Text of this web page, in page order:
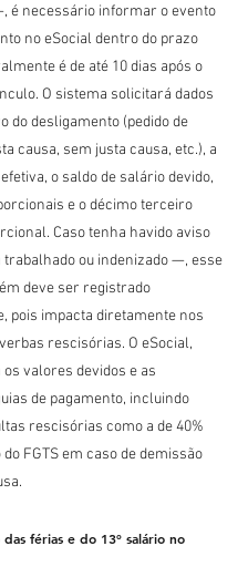
é necessário informar o evento
no eSocial dentro do prazo
é de até 10 dias após o
O sistema solicitará dados
do desligamento (pedido de
causa, sem justa causa, etc.), a
o saldo de salário devido,
e o décimo terceiro
Caso tenha havido aviso
ou indenizado —, esse
deve ser registrado
pois impacta diretamente nos
rescisórias. O eSocial,
valores devidos e as
de pagamento, incluindo
rescisórias como a de 40%
FGTS em caso de demissão
férias e do 13º salário no